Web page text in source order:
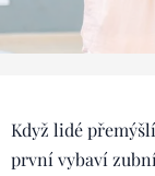
Když lidé
první vybaví